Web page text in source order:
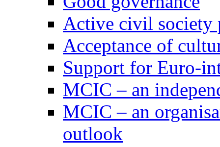
Active civil society
Acceptance of
Support for Euro-
MCIC – an
MCIC – an
outlook